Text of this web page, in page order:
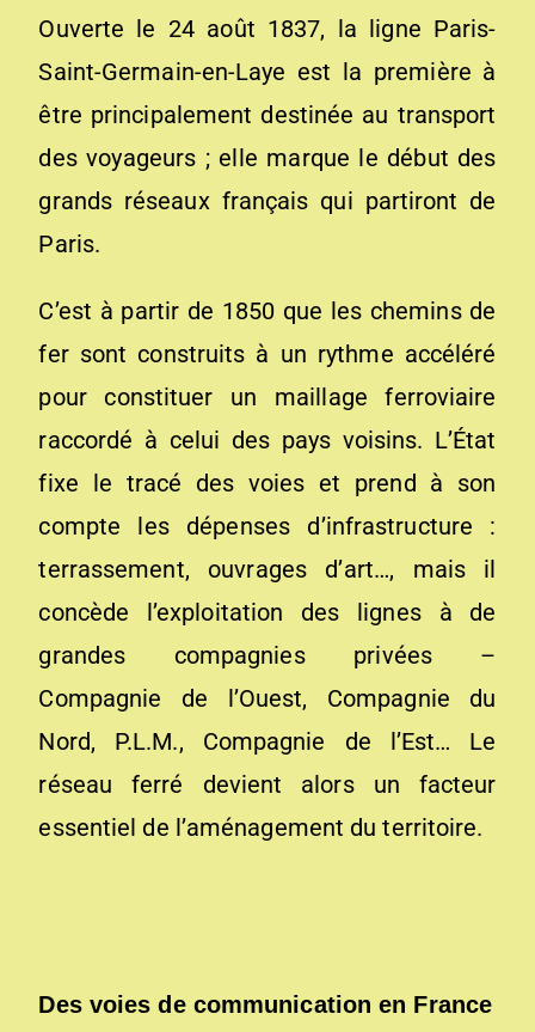
Ouverte le 24 août 1837, la ligne Paris-
Saint-Germain-en-Laye est la première à
être principalement destinée au transport
des voyageurs ; elle marque le début des
grands réseaux français qui partiront de
Paris.
C’est à partir de 1850 que les chemins de
fer sont construits à un rythme accéléré
pour constituer un maillage ferroviaire
raccordé à celui des pays voisins. L’État
fixe le tracé des voies et prend à son
compte les dépenses d’infrastructure :
terrassement, ouvrages d’art…, mais il
concède l’exploitation des lignes à de
grandes compagnies privées –
Compagnie de l’Ouest, Compagnie du
Nord, P.L.M., Compagnie de l’Est… Le
réseau ferré devient alors un facteur
essentiel de l’aménagement du territoire.
Des voies de communication en France